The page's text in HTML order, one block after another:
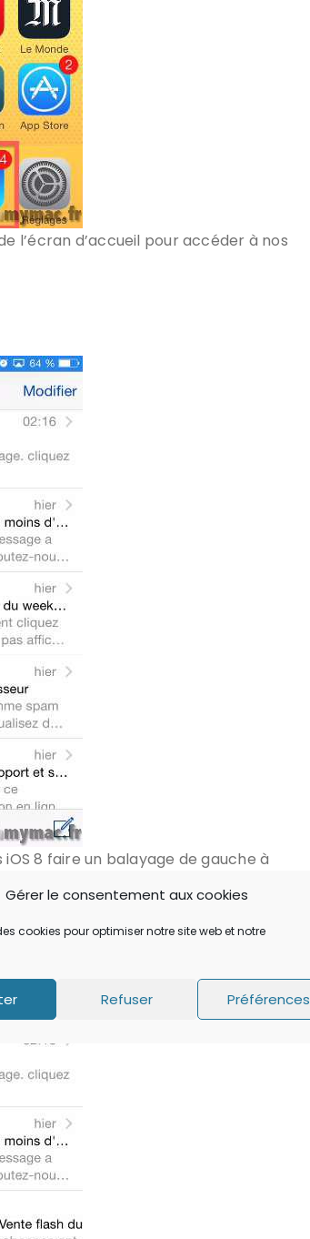
Gérer le consentement aux cookies
cookies pour optimiser notre site web et notre
Refuser Préférences
l’écran d’accueil pour accéder à nos
8 faire un balayage de gauche à